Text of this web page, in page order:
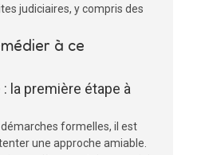
judiciaires, y compris des
à ce
la première étape à
formelles, il est
une approche amiable.